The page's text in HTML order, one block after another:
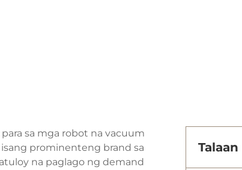
sa mga robot na vacuum
prominenteng brand sa
na paglago ng demand